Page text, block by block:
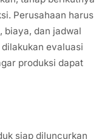
Perusahaan harus
biaya, dan jadwal
evaluasi
produksi dapat
siap diluncurkan